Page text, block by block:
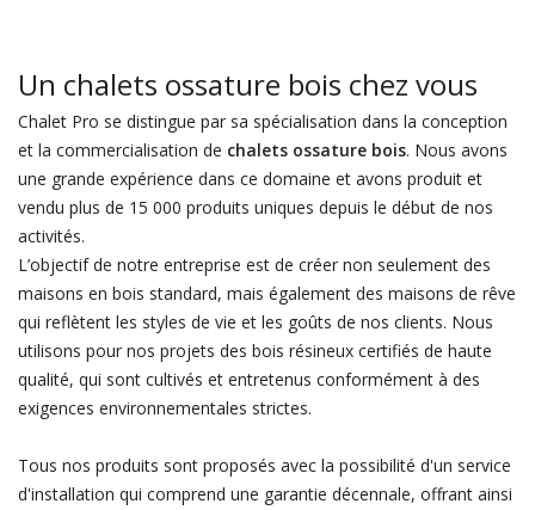
Un chalets ossature bois chez vous
Chalet Pro se distingue par sa spécialisation dans la conception
et la commercialisation de chalets ossature bois. Nous avons
une grande expérience dans ce domaine et avons produit et
vendu plus de 15 000 produits uniques depuis le début de nos
activités.
L’objectif de notre entreprise est de créer non seulement des
maisons en bois standard, mais également des maisons de rêve
qui reflètent les styles de vie et les goûts de nos clients. Nous
utilisons pour nos projets des bois résineux certifiés de haute
qualité, qui sont cultivés et entretenus conformément à des
exigences environnementales strictes.
Tous nos produits sont proposés avec la possibilité d'un service
d'installation qui comprend une garantie décennale, offrant ainsi